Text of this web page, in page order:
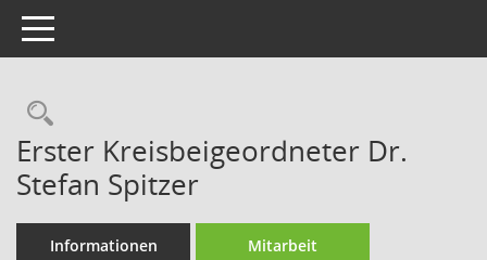
Toggle navigation
Rechercheauswahl
Erster Kreisbeigeordneter Dr.
Stefan Spitzer
Informationen Mitarbeit